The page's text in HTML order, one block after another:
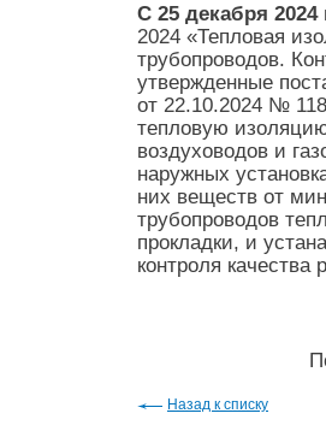
С 25 декабря 2024
2024 «Тепловая
трубопроводов.
утвержденные
от 22.10.2024 №
тепловую
воздуховодов и
наружных
них веществ от
трубопроводов
прокладки, и
контроля качества
Назад к списку